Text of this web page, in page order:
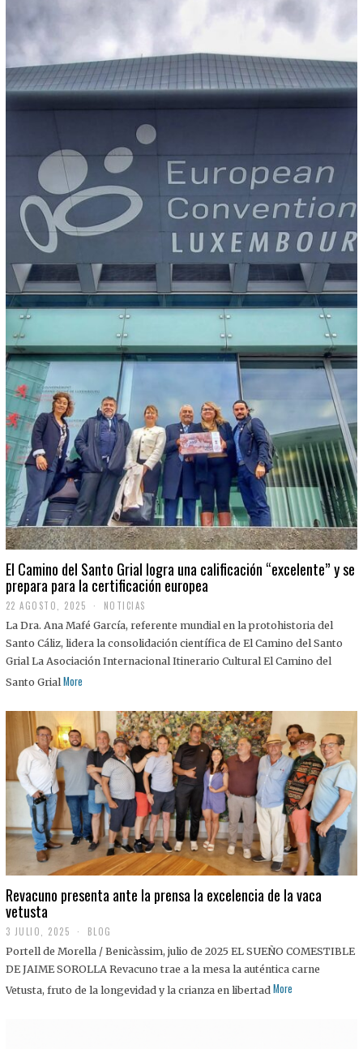
El Camino del Santo Grial logra una calificación “excelente” y se
prepara para la certificación europea
22 AGOSTO, 2025
2
A
G
O
S
2
5
NOTICIAS
La Dra. Ana Mafé García, referente mundial en la protohistoria del
Santo Cáliz, lidera la consolidación científica de El Camino del Santo
Grial La Asociación Internacional Itinerario Cultural El Camino del
Santo Grial More
Revacuno presenta ante la prensa la excelencia de la vaca
vetusta
3 JULIO, 2025
J
U
I
BLOG
Portell de Morella / Benicàssim, julio de 2025 EL SUEÑO COMESTIBLE
DE JAIME SOROLLA Revacuno trae a la mesa la auténtica carne
Vetusta, fruto de la longevidad y la crianza en libertad More